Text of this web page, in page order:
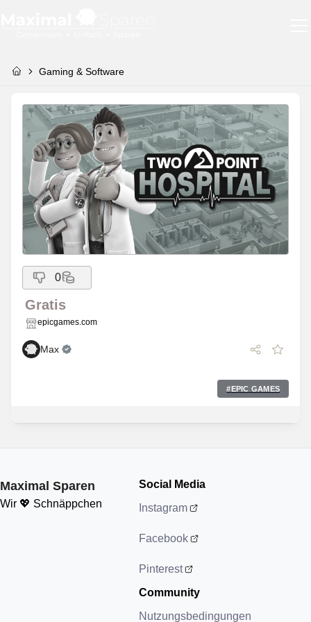
Gaming & Software
0
Gratis
epicgames.com
Max
# EPIC GAMES
Maximal Sparen
Wir 💖 Schnäppchen
Social Media
Instagram
Facebook
Pinterest
Community
Nutzungsbedingungen